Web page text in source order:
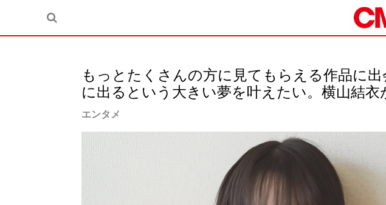
もっとたくさんの方に見てもらえる作品に
に出るという大きい夢を叶えたい。横山結衣
エンタメ